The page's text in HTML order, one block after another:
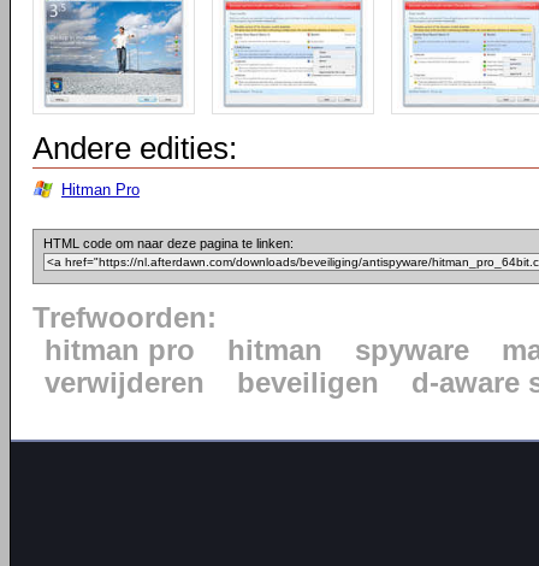
Andere edities:
Hitman Pro
HTML code om naar deze pagina te linken:
Trefwoorden:
hitman pro
hitman spyware
verwijderen
beveiligen d-aware